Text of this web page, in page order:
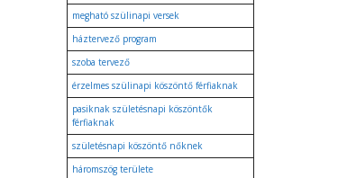
megható szülinapi versek
háztervező program
szoba tervező
érzelmes szülinapi köszöntő férfiaknak
pasiknak születésnapi köszöntők
férfiaknak
születésnapi köszöntő nőknek
háromszög területe